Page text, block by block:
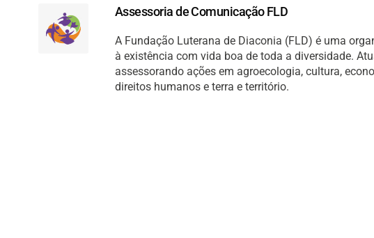
Assessoria de Comunicação FLD
A Fundação Luterana de Diaconia (FLD) é uma
à existência com vida boa de toda a diversidade.
assessorando ações em agroecologia, cultura,
direitos humanos e terra e território.